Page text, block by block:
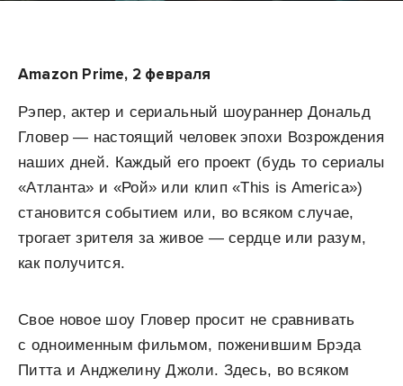
Amazon Prime, 2 февраля
Рэпер, актер и сериальный шоураннер Дональд
Гловер — настоящий человек эпохи Возрождения
наших дней. Каждый его проект (будь то сериалы
«Атланта» и «Рой» или клип «This is America»)
становится событием или, во всяком случае,
трогает зрителя за живое — сердце или разум,
как получится.
Свое новое шоу Гловер просит не сравнивать
с одноименным фильмом, поженившим Брэда
Питта и Анджелину Джоли. Здесь, во всяком